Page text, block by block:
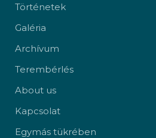
Történetek
Galéria
Archívum
Terembérlés
About us
Kapcsolat
Egymás tükrében